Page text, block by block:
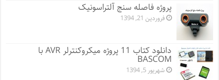
پروژه فاصله سنج آلتراسونیک
فروردین 21, 1394
دانلود کتاب 11 پروژه میکروکنترلر AVR با
BASCOM
شهریور 5, 1394